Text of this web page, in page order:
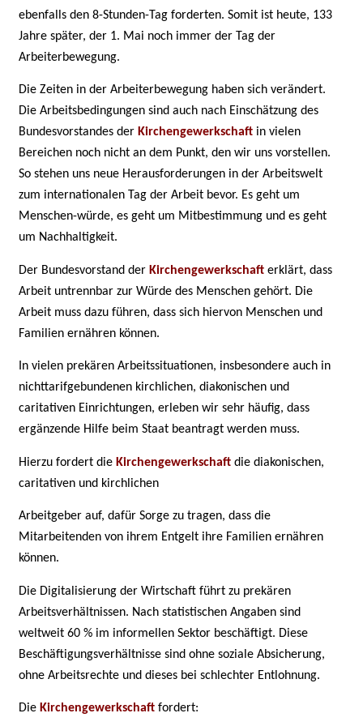
ebenfalls den 8-Stunden-Tag forderten. Somit ist heute, 133
Jahre später, der 1. Mai noch immer der Tag der
Arbeiterbewegung.
Die Zeiten in der Arbeiterbewegung haben sich verändert.
Die Arbeitsbedingungen sind auch nach Einschätzung des
Bundesvorstandes der Kirchengewerkschaftin vielen
Bereichen noch nicht an dem Punkt, den wir uns vorstellen.
So stehen uns neue Herausforderungen in der Arbeitswelt
zum internationalen Tag der Arbeit bevor. Es geht um
Menschen-würde, es geht um Mitbestimmung und es geht
um Nachhaltigkeit.
Der Bundesvorstand der Kirchengewerkschafterklärt, dass
Arbeit untrennbar zur Würde des Menschen gehört. Die
Arbeit muss dazu führen, dass sich hiervon Menschen und
Familien ernähren können.
In vielen prekären Arbeitssituationen, insbesondere auch in
nichttarifgebundenen kirchlichen, diakonischen und
caritativen Einrichtungen, erleben wir sehr häufig, dass
ergänzende Hilfe beim Staat beantragt werden muss.
Hierzu fordert die Kirchengewerkschaftdie diakonischen,
caritativen und kirchlichen
Arbeitgeber auf, dafür Sorge zu tragen, dass die
Mitarbeitenden von ihrem Entgelt ihre Familien ernähren
können.
Die Digitalisierung der Wirtschaft führt zu prekären
Arbeitsverhältnissen. Nach statistischen Angaben sind
weltweit 60 % im informellen Sektor beschäftigt. Diese
Beschäftigungsverhältnisse sind ohne soziale Absicherung,
ohne Arbeitsrechte und dieses bei schlechter Entlohnung.
Die Kirchengewerkschaftfordert: